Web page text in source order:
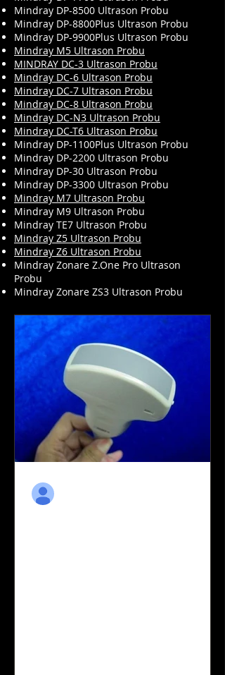
MINDRAY DC-3 Ultrason Probu
Mindray DC-6 Ultrason Probu
Mindray DC-7 Ultrason Probu
Mindray DC-8 Ultrason Probu
Mindray DC-N3 Ultrason Probu
Mindray DC-T6 Ultrason Probu
Mindray DP-1100Plus Ultrason Probu
Mindray DP-2200 Ultrason Probu
Mindray DP-30 Ultrason Probu
Mindray DP-3300 Ultrason Probu
Mindray DP-8500 Ultrason Probu
Mindray DP-8800Plus Ultrason Probu
Mindray DP-9900Plus Ultrason Probu
Mindray M5 Ultrason Probu
Mindray M7 Ultrason Probu
Mindray M9 Ultrason Probu
Mindray TE7 Ultrason Probu
Mindray Z5 Ultrason Probu
Mindray Z6 Ultrason Probu
Mindray Zonare Z.One Pro Ultrason
Probu
Mindray Zonare ZS3 Ultrason Probu